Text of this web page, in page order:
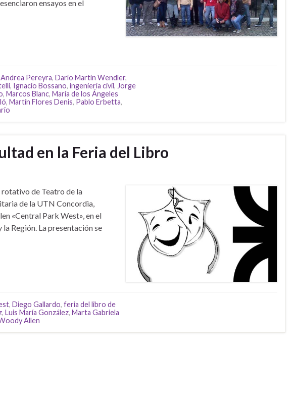
ensayos en el
Andrea Pereyra, Darío Martín Wendler,
, Ignacio Bossano, ingeniería civil, Jorge
, Marcos Blanc, María de los Ángeles
, Martín Flores Denis, Pablo Erbetta,
en la Feria del Libro
de Teatro de la
de la UTN Concordia,
«Central Park West», en el
Región. La presentación se
, Diego Gallardo, feria del libro de
, Luis María González, Marta Gabriela
Allen